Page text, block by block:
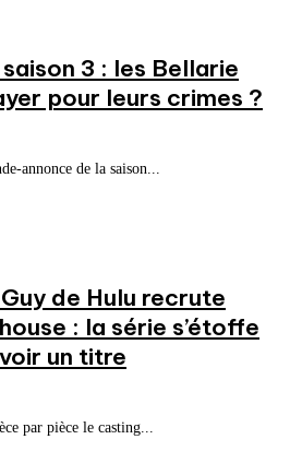
3 : les Bellarie
pour leurs crimes ?
annonce de la saison...
de Hulu recrute
: la série s’étoffe
un titre
par pièce le casting...